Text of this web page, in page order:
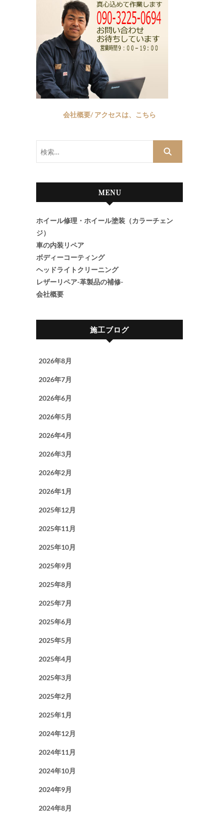
会社概要/ アクセスは、こちら
MENU
ホイール修理・ホイール塗装（カラーチェン
ジ）
車の内装リペア
ボディーコーティング
ヘッドライトクリーニング
レザーリペア-革製品の補修-
会社概要
施工ブログ
2026年8月
2026年7月
2026年6月
2026年5月
2026年4月
2026年3月
2026年2月
2026年1月
2025年12月
2025年11月
2025年10月
2025年9月
2025年8月
2025年7月
2025年6月
2025年5月
2025年4月
2025年3月
2025年2月
2025年1月
2024年12月
2024年11月
2024年10月
2024年9月
2024年8月